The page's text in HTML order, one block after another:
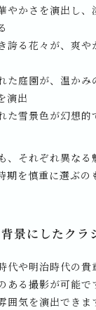
やかさを演出し
誇る花々が、爽
た庭園が、温か
演出
た雪景色が幻想
、それぞれ異な
期を慎重に選ぶの
景にしたクラ
代や明治時代の貴
ある撮影が可能で
囲気を演出できま